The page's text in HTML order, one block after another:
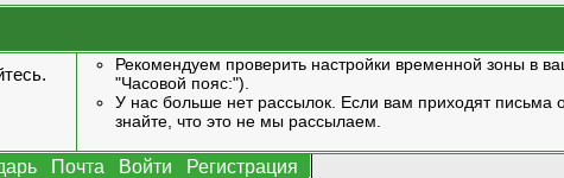
.
Рекомендуем проверить настройки временной зоны в
"Часовой пояс:").
У нас больше нет рассылок. Если вам приходят
знайте, что это не мы рассылаем.
Почта Войти Регистрация